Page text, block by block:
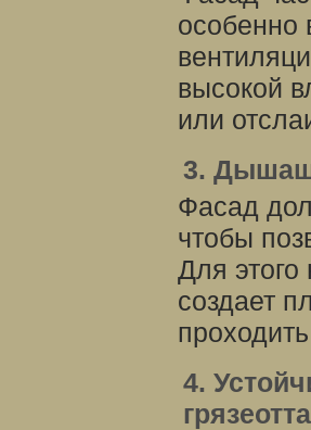
особенно
высокой
или
3.
Фасад
чтобы
Для этого
создает
4.